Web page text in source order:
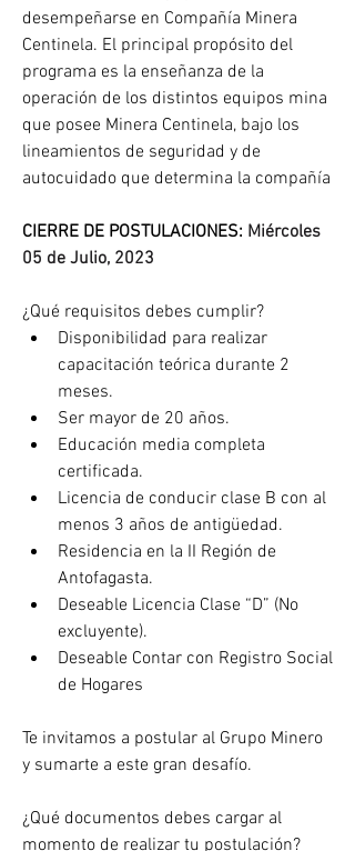
desempeñarse en Compañía Minera
Centinela. El principal propósito del
programa es la enseñanza de la
operación de los distintos equipos mina
que posee Minera Centinela, bajo los
lineamientos de seguridad y de
autocuidado que determina la compañía
CIERRE DE POSTULACIONES: Miércoles
05 de Julio, 2023
¿Qué requisitos debes cumplir?
Disponibilidad para realizar
capacitación teórica durante 2
meses.
Ser mayor de 20 años.
Educación media completa
certificada.
Licencia de conducir clase B con al
menos 3 años de antigüedad.
Residencia en la II Región de
Antofagasta.
Deseable Licencia Clase “D” (No
excluyente).
Deseable Contar con Registro Social
de Hogares
Te invitamos a postular al Grupo Minero
y sumarte a este gran desafío.
¿Qué documentos debes cargar al
momento de realizar tu postulación?